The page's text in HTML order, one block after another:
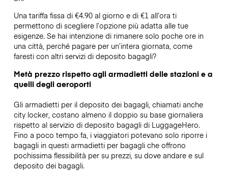
Una tariffa fissa di €4.90 al giorno e di €1 all’ora ti
permettono di scegliere l’opzione più adatta alle tue
esigenze. Se hai intenzione di rimanere solo poche ore in
una città, perché pagare per un’intera giornata, come
faresti con altri servizi di deposito bagagli?
Metà prezzo rispetto agli armadietti delle stazioni e a
quelli degli aeroporti
Gli armadietti per il deposito dei bagagli, chiamati anche
city locker, costano almeno il doppio su base giornaliera
rispetto al servizio di deposito bagagli di LuggageHero.
Fino a poco tempo fa, i viaggiatori potevano solo riporre i
bagagli in questi armadietti per bagagli che offrono
pochissima flessibilità per su prezzi, su dove andare e sul
deposito dei bagagli.